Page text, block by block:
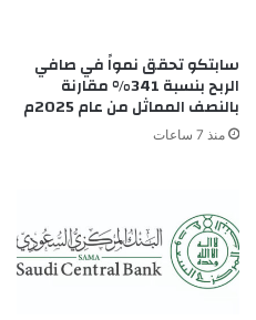
سابتكو تحقق نمواً في صافي
الربح بنسبة 341% مقارنة
بالنصف المماثل من عام 2025م
منذ 7 ساعات